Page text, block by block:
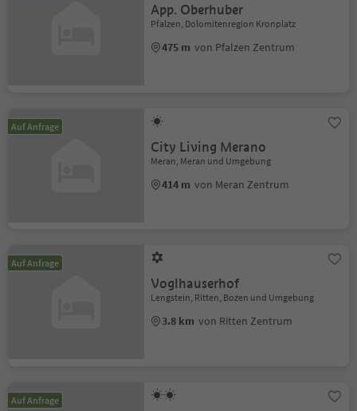
App. Oberhuber
Pfalzen, Dolomitenregion Kronplatz
475 m von Pfalzen Zentrum
Auf Anfrage
City Living Merano
Meran, Meran und Umgebung
414 m von Meran Zentrum
Auf Anfrage
Voglhauserhof
Lengstein, Ritten, Bozen und Umgebung
3.8 km von Ritten Zentrum
Auf Anfrage